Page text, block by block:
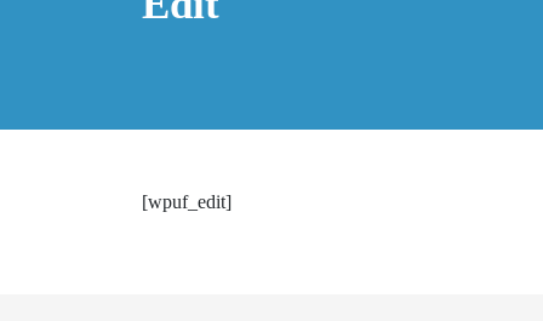
[wpuf_edit]